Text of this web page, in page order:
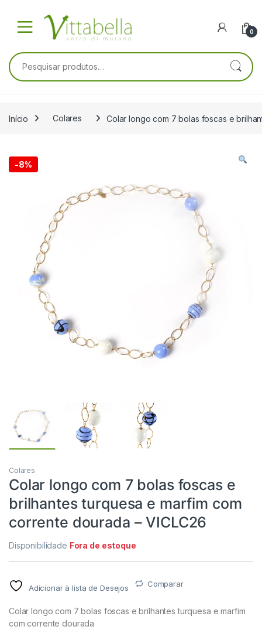
0
Pesquisar por:
Início Colares Colar longo com 7 bolas foscas e
-8%
Colares
Colar longo com 7 bolas foscas e
brilhantes turquesa e marfim com
corrente dourada – VICLC26
Disponibilidade Fora de estoque
Adicionar à lista de Desejos Comparar
Colar longo com 7 bolas foscas e brilhantes turquesa e marfim
com corrente dourada